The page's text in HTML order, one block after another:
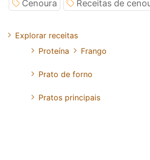
Cenoura
Receitas de
Explorar receitas
Proteína
Frango
Prato de forno
Pratos principais